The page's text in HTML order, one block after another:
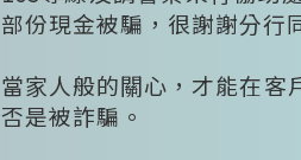
部份現金被騙，很謝謝分行
當家人般的關心，才能在客
否是被詐騙。